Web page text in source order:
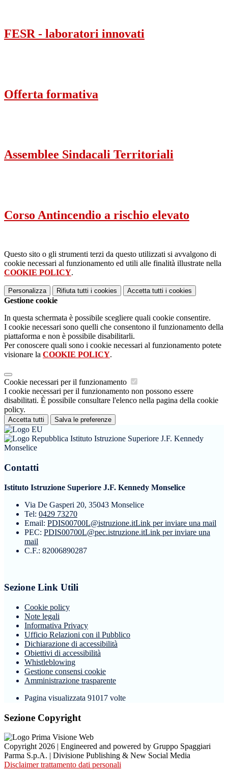
FESR - laboratori innovati
Offerta formativa
Assemblee Sindacali Territoriali
Corso Antincendio a rischio elevato
Questo sito o gli strumenti terzi da questo utilizzati si avvalgono di
cookie necessari al funzionamento ed utili alle finalità illustrate nella
COOKIE POLICY.
Personalizza Rifiuta tutti i cookies Accetta tutti i cookies
Gestione cookie
In questa schermata è possibile scegliere quali cookie consentire.
I cookie necessari sono quelli che consentono il funzionamento della
piattaforma e non è possibile disabilitarli.
Per conoscere quali sono i cookie necessari al funzionamento potete
visionare la COOKIE POLICY.
Cookie necessari per il funzionamento
I cookie necessari per il funzionamento non possono essere
disabilitati. È possibile consultare l'elenco nella pagina della cookie
policy.
Accetta tutti Salva le preferenze
Istituto Istruzione Superiore J.F. Kennedy
Monselice
Contatti
Istituto Istruzione Superiore J.F. Kennedy Monselice
Via De Gasperi 20, 35043 Monselice
Tel: 0429 73270
Email: PDIS00700L@istruzione.itLink per inviare una mail
PEC: PDIS00700L@pec.istruzione.itLink per inviare una
mail
C.F.: 82006890287
Sezione Link Utili
Cookie policy
Note legali
Informativa Privacy
Ufficio Relazioni con il Pubblico
Dichiarazione di accessibilità
Obiettivi di accessibilità
Whistleblowing
Gestione consensi cookie
Amministrazione trasparente
Pagina visualizzata 91017 volte
Sezione Copyright
Copyright 2026 | Engineered and powered by Gruppo Spaggiari
Parma S.p.A. | Divisione Publishing & New Social Media
Disclaimer trattamento dati personali